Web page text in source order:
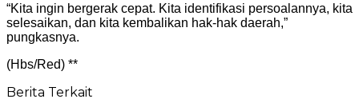
“Kita ingin bergerak cepat. Kita identifikasi persoalannya, kita
selesaikan, dan kita kembalikan hak-hak daerah,”
pungkasnya.
(Hbs/Red) **
Berita Terkait